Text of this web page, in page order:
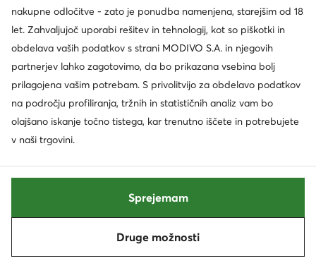
39,99€
59,99€
Razvrsti po
nakupne odločitve - zato je ponudba namenjena, starejšim od 18
let. Zahvaljujoč uporabi rešitev in tehnologij, kot so piškotki in
obdelava vaših podatkov s strani MODIVO S.A. in njegovih
partnerjev lahko zagotovimo, da bo prikazana vsebina bolj
prilagojena vašim potrebam. S privolitvijo za obdelavo podatkov
na področju profiliranja, tržnih in statističnih analiz vam bo
olajšano iskanje točno tistega, kar trenutno iščete in potrebujete
v naši trgovini.
Druge možnosti
Sprejemam